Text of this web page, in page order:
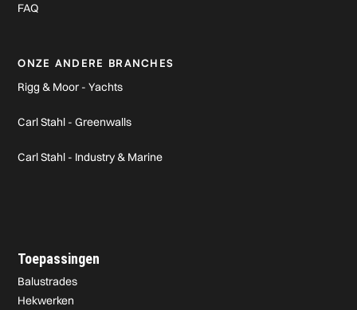
FAQ
ONZE ANDERE BRANCHES
Rigg & Moor - Yachts
Carl Stahl - Greenwalls
Carl Stahl - Industry & Marine
Toepassingen
Balustrades
Hekwerken